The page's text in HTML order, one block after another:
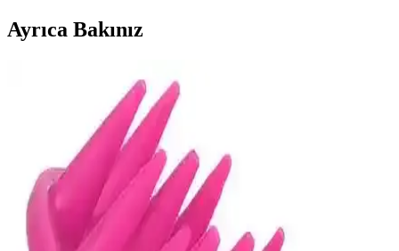
Ayrıca Bakınız
Kaşıntı İçin Güvenli ve Etkili Jel Seçenekleri ile Cilt
Rahatlatıcı Çözümler
Kaşıntıya karşı etkili ve güvenli jellerle cilt tahrişlerini hafifletin,
rahatlatıcı etkilerle yaşam kalitenizi artırın. Doğru ürün seçimi ve
uzman önerileriyle sağlıklı cilde ulaşın.
Ciltte Kaşıntı ve Kızarıklıkla Başa Çıkma
Yöntemleri ve Güncel Tedavi Seçenekleri